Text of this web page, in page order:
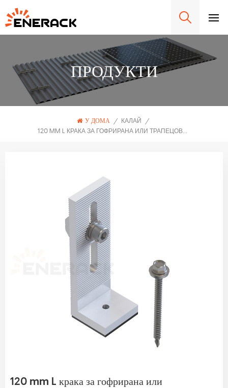
ПРОДУКТИ
У ДОМА / КАЛАЙ
/
120 MM L КРАКА ЗА ГОФРИРАНА ИЛИ ТРАПЕЦОВИДНА ЛАМАРИНА ERK-TRB-D33
120 mm L крака за гофрирана или